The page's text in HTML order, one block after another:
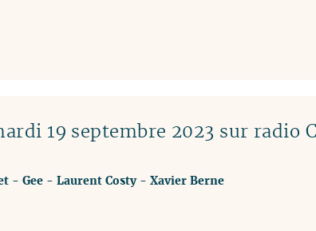
19 septembre 2023 sur radio
- Gee- Laurent Costy- Xavier Berne